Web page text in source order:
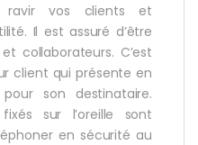
ravir vos clients et
Il est assuré d’être
collaborateurs. C’est
client qui présente en
son destinataire.
sur l’oreille sont
en sécurité au